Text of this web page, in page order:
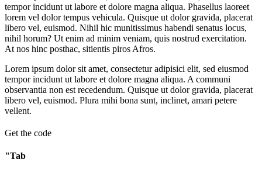
tempor incidunt ut labore et dolore magna aliqua. Phasellus laoreet
lorem vel dolor tempus vehicula. Quisque ut dolor gravida, placerat
libero vel, euismod. Nihil hic munitissimus habendi senatus locus,
nihil horum? Ut enim ad minim veniam, quis nostrud exercitation.
At nos hinc posthac, sitientis piros Afros.
Lorem ipsum dolor sit amet, consectetur adipisici elit, sed eiusmod
tempor incidunt ut labore et dolore magna aliqua. A communi
observantia non est recedendum. Quisque ut dolor gravida, placerat
libero vel, euismod. Plura mihi bona sunt, inclinet, amari petere
vellent.
Get the code
"Tab